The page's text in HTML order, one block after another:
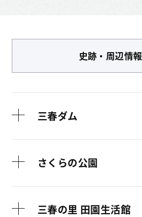
史跡・周辺情報
三春ダム
さくらの公園
三春の里 田園生活館